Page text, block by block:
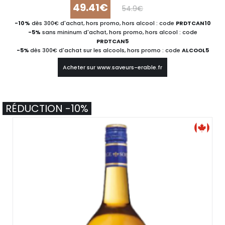
49.41€ 54.9€
-10% dès 300€ d'achat, hors promo, hors alcool : code PRDTCAN10
-5% sans mininum d'achat, hors promo, hors alcool : code
PRDTCAN5
-5%dès 300€ d'achat sur les alcools, hors promo : code ALCOOL5
Acheter sur www.saveurs-erable.fr
RÉDUCTION -10%